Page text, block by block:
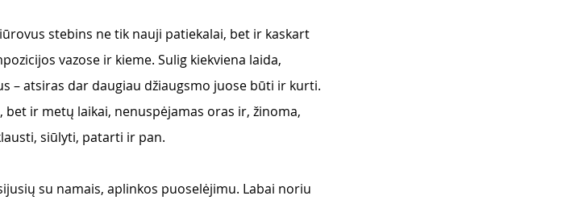
stebins ne tik nauji patiekalai, bet ir kaskart
vazose ir kieme. Sulig kiekviena laida,
– atsiras dar daugiau džiaugsmo juose būti ir kurti.
ir metų laikai, nenuspėjamas oras ir, žinoma,
siūlyti, patarti ir pan.
su namais, aplinkos puoselėjimu. Labai noriu